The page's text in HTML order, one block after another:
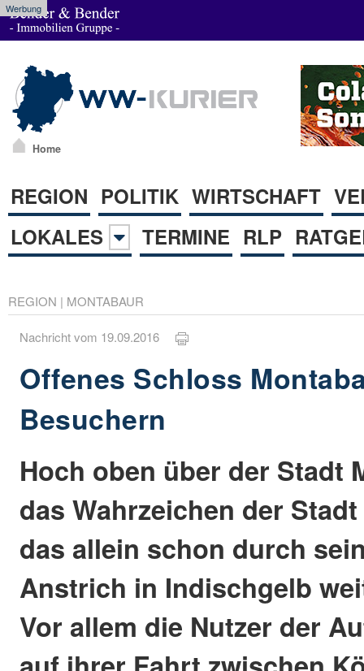
Werbung
Home
REGION POLITIK WIRTSCHAFT
LOKALES
TERMINE RLP
REGION | MONTABAUR
Nachricht vom 19.09.2016
Offenes Schloss
Besuchern
Hoch oben über der Stadt
das Wahrzeichen der
das allein schon durch
Anstrich in Indischgelb
Vor allem die Nutzer der